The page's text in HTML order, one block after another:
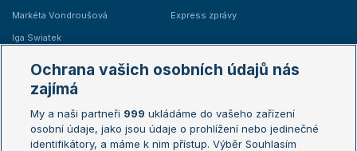
Markéta Vondroušová
Iga Swiatek
Express zprávy
Žebříčky
Žebříček ATP (muži)
Žebříček WTA (ženy)
Australian Open
French Open
Ochrana vašich osobních údajů nás
zajímá
My a naši partneři 999 ukládáme do vašeho zařízení
osobní údaje, jako jsou údaje o prohlížení nebo jedinečné
identifikátory, a máme k nim přístup. Výběr Souhlasím